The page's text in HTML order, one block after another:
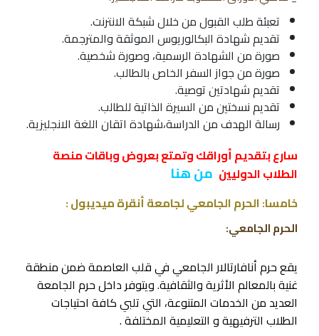
تعبئة طلب القبول من خلال شبكة الانترنت.
تقديم شهادة البكالوريوس الموثقة والمترجمة.
صورة من الشهادة الرسمية، وصورة شخصية.
صورة من جواز السفر الخاص بالطالب.
تقديم شهادتين توصية.
تقديم نسختين من السيرة الذاتية للطالب.
رسالة الهدف من الدراسة،شهادة اتقان اللغة الانجليزية.
سارع بتقديم أوراقك وتمتع بعروض وباقات منصة
الطلاب الدوليين من هنا
خامسا: الحرم الجامعي لجامعة أنقرة ميديبول :
الحرم الجامعي:
يقع حرم أنافارتالار الجامعي في قلب العاصمة ضمن منطقة
غنية بالمعالم الأثرية والثقافية. ويتوفر داخل حرم الجامعة
العديد من الخدمات المتنوعة، التي تلبي كافة احتياجات
الطلاب الترفيهية و التعليمية المختلفة .